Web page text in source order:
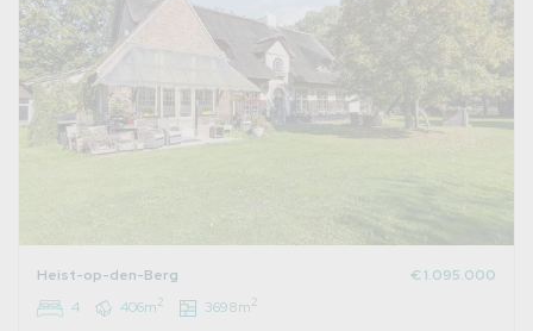
Heist-op-den-Berg
€ 1.095.000
4
406m2 3698m2